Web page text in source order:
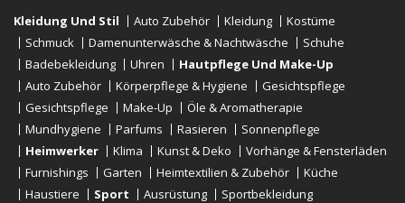
Kleidung Und Stil Auto Zubehör Kleidung
Kostüme
Schmuck
Damenunterwäsche & Nachtwäsche
Schuhe
Badebekleidung
Uhren
Hautpflege Und Make-Up
Auto Zubehör
Körperpflege & Hygiene
Gesichtspflege
Gesichtspflege
Make-Up
Öle & Aromatherapie
Mundhygiene
Parfums Rasieren
Sonnenpflege
Heimwerker
Klima Kunst & Deko
Vorhänge & Fensterläden
Furnishings
Garten Heimtextilien & Zubehör
Küche
Haustiere
Sport Ausrüstung Sportbekleidung